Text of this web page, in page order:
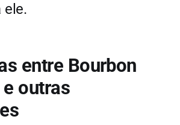
ele.
entre Bourbon
outras